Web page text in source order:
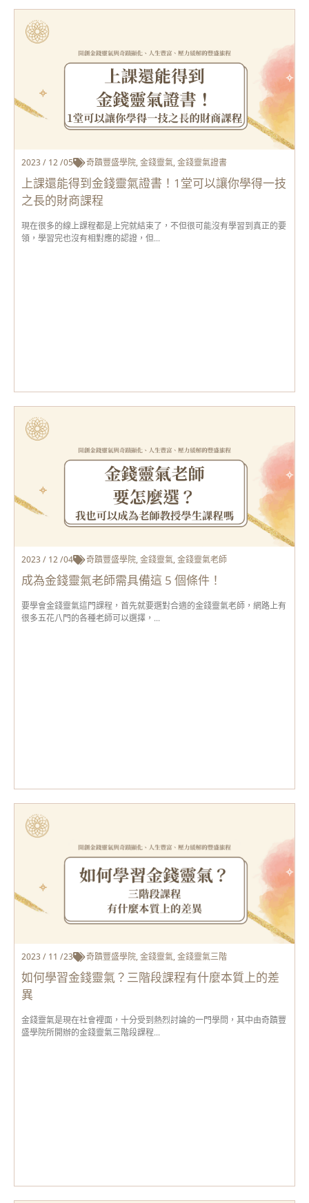
2023 / 12 /05 奇蹟豐盛學院,金錢靈氣,金錢靈氣證書
上課還能得到金錢靈氣證書！1堂可以讓你學得一技
之長的財商課程
現在很多的線上課程都是上完就結束了，不但很可能沒有學習到真正的要
領，學習完也沒有相對應的認證，但...
2023 / 12 /04 奇蹟豐盛學院,金錢靈氣,金錢靈氣老師
成為金錢靈氣老師需具備這 5 個條件！
要學會金錢靈氣這門課程，首先就要選對合適的金錢靈氣老師，網路上有
很多五花八門的各種老師可以選擇，...
2023 / 11 /23 奇蹟豐盛學院,金錢靈氣,金錢靈氣三階
如何學習金錢靈氣？三階段課程有什麼本質上的差
異
金錢靈氣是現在社會裡面，十分受到熱烈討論的一門學問，其中由奇蹟豐
盛學院所開辦的金錢靈氣三階段課程...